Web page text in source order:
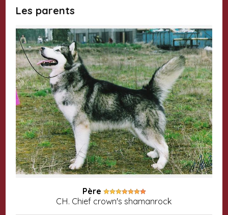
Les parents
Père
CH. Chief crown's shamanrock